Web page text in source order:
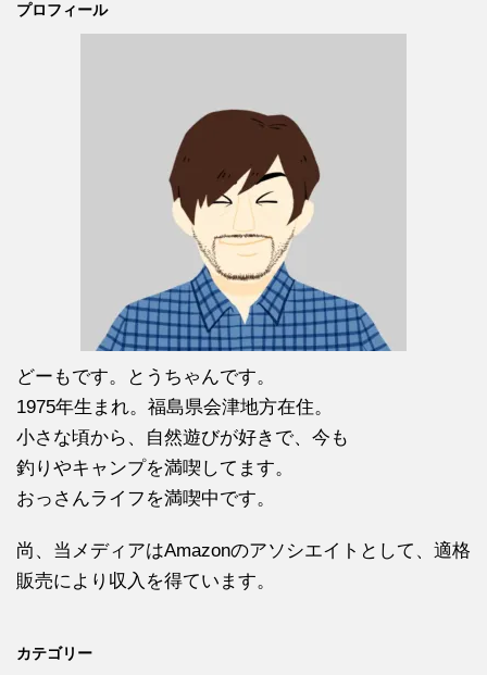
プロフィール
どーもです。とうちゃんです。
1975年生まれ。福島県会津地方在住。
小さな頃から、自然遊びが好きで、今も
釣りやキャンプを満喫してます。
おっさんライフを満喫中です。
尚、当メディアはAmazonのアソシエイトとして、適格
販売により収入を得ています。
カテゴリー